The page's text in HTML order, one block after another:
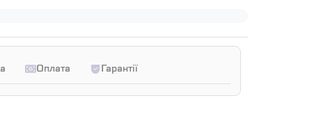
Оплата Гарантії